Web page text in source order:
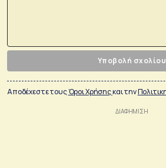
Υποβολή σχολίου
Αποδέχεστε τουςΌροι Χρήσηςκαι την